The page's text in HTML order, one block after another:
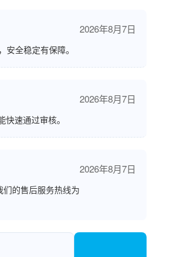
2026年8月7日
全稳定有保障。
2026年8月7日
速通过审核。
2026年8月7日
的售后服务热线为